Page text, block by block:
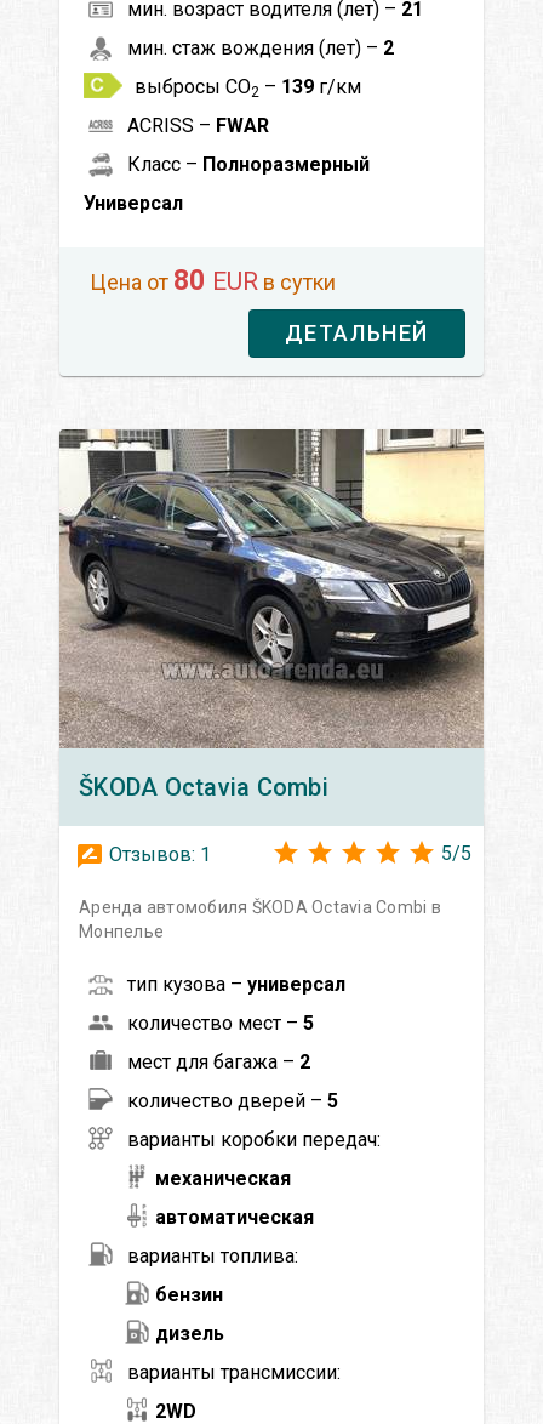
мин. возраст водителя (лет) – 21
мин. стаж вождения (лет) – 2
выбросы CO2 – 139 г/км
ACRISS – FWAR
Класс – Полноразмерный
Универсал
Цена от 80 EUR в сутки
ДЕТАЛЬНЕЙ
ŠKODA Octavia Сombi
Отзывов: 1 5/5
Аренда автомобиля ŠKODA Octavia Сombi в
Монпелье
тип кузова – универсал
количество мест – 5
мест для багажа – 2
количество дверей – 5
варианты коробки передач:
механическая
автоматическая
варианты топлива:
бензин
дизель
варианты трансмиссии:
2WD